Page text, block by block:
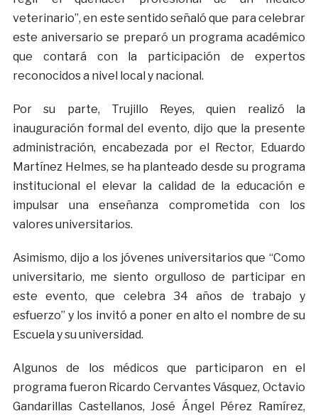
veterinario”, en este sentido señaló que para celebrar
este aniversario se preparó un programa académico
que contará con la participación de expertos
reconocidos a nivel local y nacional.
Por su parte, Trujillo Reyes, quien realizó la
inauguración formal del evento, dijo que la presente
administración, encabezada por el Rector, Eduardo
Martínez Helmes, se ha planteado desde su programa
institucional el elevar la calidad de la educación e
impulsar una enseñanza comprometida con los
valores universitarios.
Asimismo, dijo a los jóvenes universitarios que “Como
universitario, me siento orgulloso de participar en
este evento, que celebra 34 años de trabajo y
esfuerzo” y los invitó a poner en alto el nombre de su
Escuela y su universidad.
Algunos de los médicos que participaron en el
programa fueron Ricardo Cervantes Vásquez, Octavio
Gandarillas Castellanos, José Ángel Pérez Ramírez,